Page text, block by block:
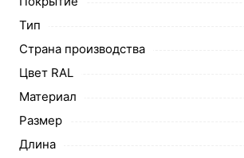
Тип
Страна производства
Цвет RAL
Материал
Размер
Длина